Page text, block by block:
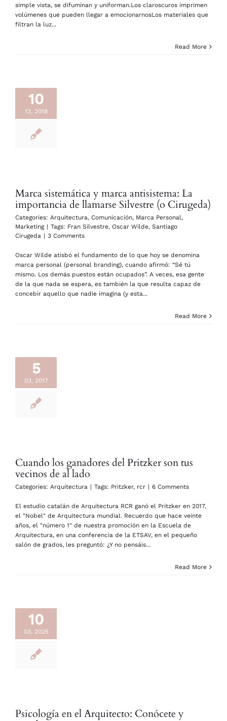
simple vista, se difuminan y uniforman.Los claroscuros imprimen
volúmenes que pueden llegar a emocionarnosLos materiales que
filtran la luz...
Read More
10
12, 2018
Marca sistemática y marca antisistema: La
importancia de llamarse Silvestre (o Cirugeda)
Categories: Arquitectura, Comunicación, Marca Personal,
Marketing | Tags: Fran Silvestre, Oscar Wilde, Santiago
Cirugeda | 3 Comments
Oscar Wilde atisbó el fundamento de lo que hoy se denomina
marca personal (personal branding), cuando afirmó: “Sé tú
mismo. Los demás puestos están ocupados”. A veces, esa gente
de la que nada se espera, es también la que resulta capaz de
concebir aquello que nadie imagina (y esta...
Read More
5
03, 2017
Cuando los ganadores del Pritzker son tus
vecinos de al lado
Categories: Arquitectura | Tags: Pritzker, rcr | 6 Comments
El estudio catalán de Arquitectura RCR ganó el Pritzker en 2017,
el "Nobel" de Arquitectura mundial. Recuerdo que hace veinte
años, el "número 1" de nuestra promoción en la Escuela de
Arquitectura, en una conferencia de la ETSAV, en el pequeño
salón de grados, les preguntó: ¿Y no pensáis...
Read More
10
03, 2025
Psicología en el Arquitecto: Conócete y